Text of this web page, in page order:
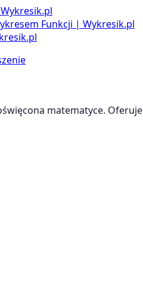
Funkcji | Wykresik.pl
matematyce.